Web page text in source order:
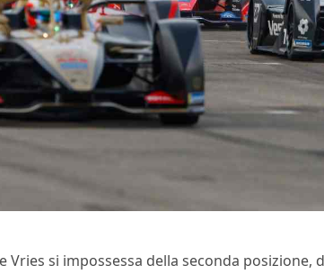
Vries si impossessa della seconda posizione,